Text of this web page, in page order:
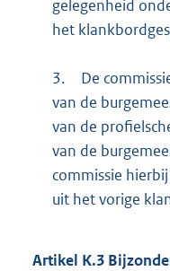
gelegenheid
het
3.
De
van de
van de
van de
commissie
uit het vorige
Artikel K.3